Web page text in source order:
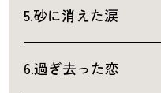
5.砂に消えた涙
6.過ぎ去った恋